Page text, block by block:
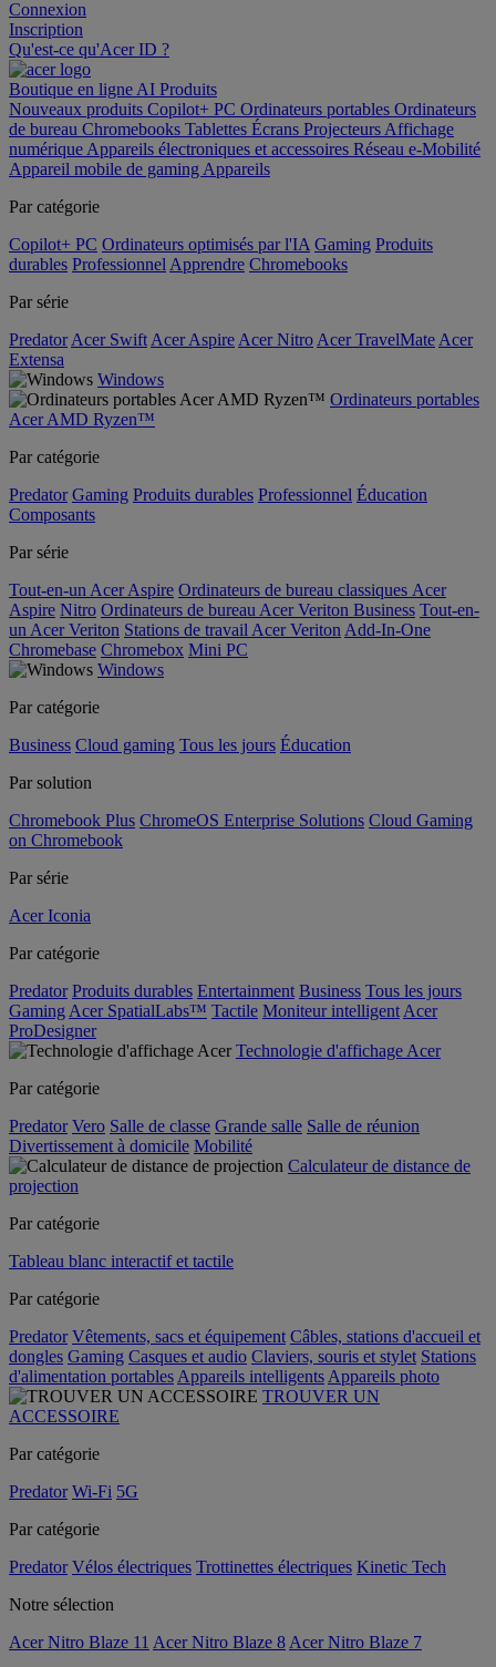
Connexion
Inscription
Qu'est-ce qu'Acer ID ?
Boutique en ligne AI Produits
Nouveaux produits Copilot+ PC Ordinateurs portables Ordinateurs
de bureau Chromebooks Tablettes Écrans Projecteurs Affichage
numérique Appareils électroniques et accessoires Réseau e-Mobilité
Appareil mobile de gaming Appareils
Par catégorie
Copilot+ PC Ordinateurs optimisés par l'IA Gaming Produits
durables Professionnel Apprendre Chromebooks
Par série
Predator Acer Swift Acer Aspire Acer Nitro Acer TravelMate Acer
Extensa
Windows
Ordinateurs portables
Acer AMD Ryzen™
Par catégorie
Predator Gaming Produits durables Professionnel Éducation
Composants
Par série
Tout-en-un Acer Aspire Ordinateurs de bureau classiques Acer
Aspire Nitro Ordinateurs de bureau Acer Veriton Business Tout-en-
un Acer Veriton Stations de travail Acer Veriton Add-In-One
Chromebase Chromebox Mini PC
Windows
Par catégorie
Business Cloud gaming Tous les jours Éducation
Par solution
Chromebook Plus ChromeOS Enterprise Solutions Cloud Gaming
on Chromebook
Par série
Acer Iconia
Par catégorie
Predator Produits durables Entertainment Business Tous les jours
Gaming Acer SpatialLabs™ Tactile Moniteur intelligent Acer
ProDesigner
Technologie d'affichage Acer
Par catégorie
Predator Vero Salle de classe Grande salle Salle de réunion
Divertissement à domicile Mobilité
Calculateur de distance de
projection
Par catégorie
Tableau blanc interactif et tactile
Par catégorie
Predator Vêtements, sacs et équipement Câbles, stations d'accueil et
dongles Gaming Casques et audio Claviers, souris et stylet Stations
d'alimentation portables Appareils intelligents Appareils photo
TROUVER UN
ACCESSOIRE
Par catégorie
Predator Wi-Fi 5G
Par catégorie
Predator Vélos électriques Trottinettes électriques Kinetic Tech
Notre sélection
Acer Nitro Blaze 11 Acer Nitro Blaze 8 Acer Nitro Blaze 7